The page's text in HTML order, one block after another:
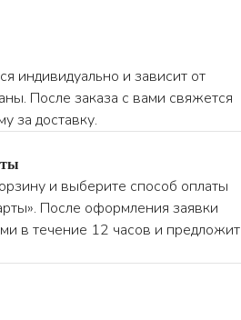
индивидуально и зависит от
После заказа с вами свяжется
за доставку.
и выберите способ оплаты
После оформления заявки
в течение 12 часов и предложит